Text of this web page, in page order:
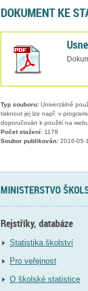
DOKUMENT KE
Typ souboru:Univerzálně
tisknout jej lze např. v
doporučován k použití na
Počet stažení:1178
Soubor publikován:2016-05-
MINISTERSTVO
Rejstříky, databáze
Statistika školství
Pro veřejnost
O školské statistice